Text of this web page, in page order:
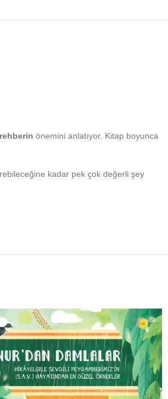
önemini anlatıyor. Kitap boyunca
kadar pek çok değerli şey